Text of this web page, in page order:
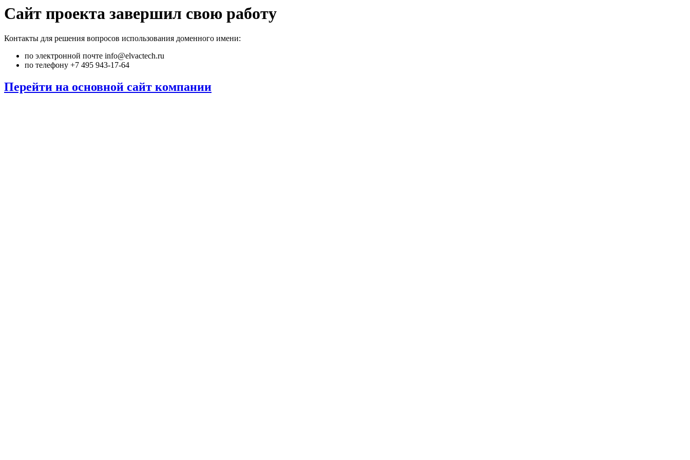
Сайт проекта завершил свою работу
Контакты для решения вопросов использования доменного имени:
по электронной почте info@elvactech.ru
по телефону +7 495 943-17-64
Перейти на основной сайт компании